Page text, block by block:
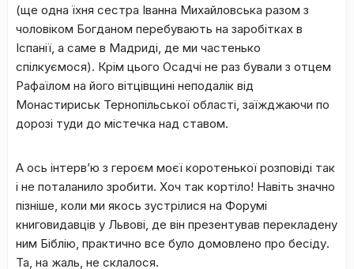
(ще одна їхня сестра Іванна Михайловська разом з
чоловіком Богданом перебувають на заробітках в
Іспанії, а саме в Мадриді, де ми частенько
спілкуємося). Крім цього Осадчі не раз бували з отцем
Рафаїлом на його вітцівщині неподалік від
Монастириськ Тернопільської області, заїжджаючи по
дорозі туди до містечка над ставом.
А ось інтерв’ю з героєм моєї коротенької розповіді так
і не поталанило зробити. Хоч так кортіло! Навіть значно
пізніше, коли ми якось зустрілися на Форумі
книговидавців у Львові, де він презентував перекладену
ним Біблію, практично все було домовлено про бесіду.
Та, на жаль, не склалося.